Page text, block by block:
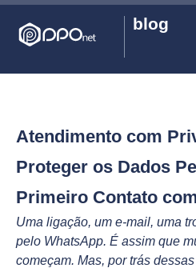
blog
Atendimento com
Proteger os Dados
Primeiro Contato
Uma ligação, um e-mail, uma
pelo WhatsApp. É assim que
começam. Mas, por trás